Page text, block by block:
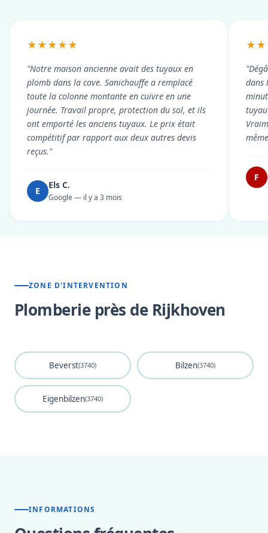
★★★★★
"Notre maison ancienne avait des tuyaux en
plomb dans la cave. Sanichauffe a remplacé
toute la colonne montante en cuivre en une
journée. Travail propre, protection du sol, et ils
ont emporté les anciens tuyaux. Le prix était
compétitif par rapport aux deux autres devis
reçus."
E
Els C.
Google — il y a 3 mois
dans
F
ZONE D'INTERVENTION
Plomberie près de Rijkhoven
Beverst(3740) Bilzen(3740)
Eigenbilzen(3740)
INFORMATIONS